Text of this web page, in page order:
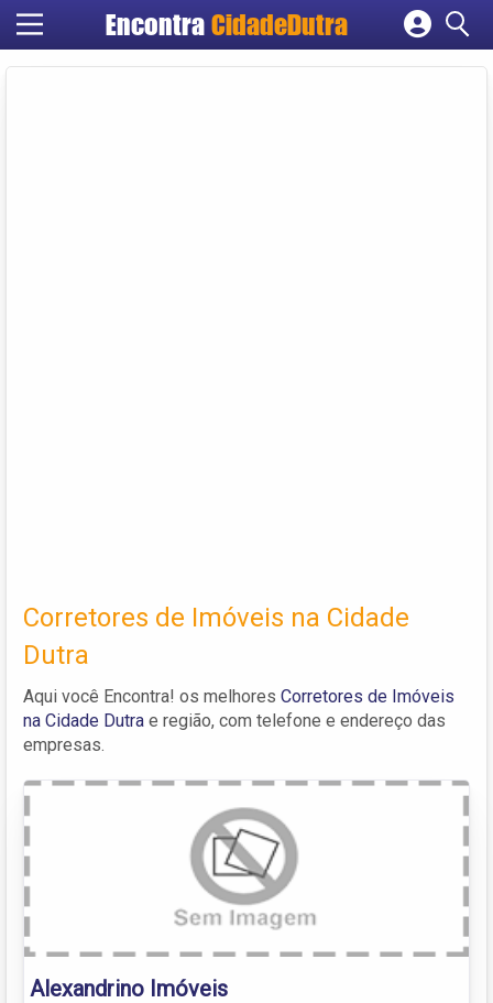
Encontra CidadeDutra
Cadastrar empresa
Corretores de Imóveis na Cidade
Dutra
Aqui você Encontra! os melhores Corretores de Imóveis
na Cidade Dutra e região, com telefone e endereço das
empresas.
Alexandrino Imóveis